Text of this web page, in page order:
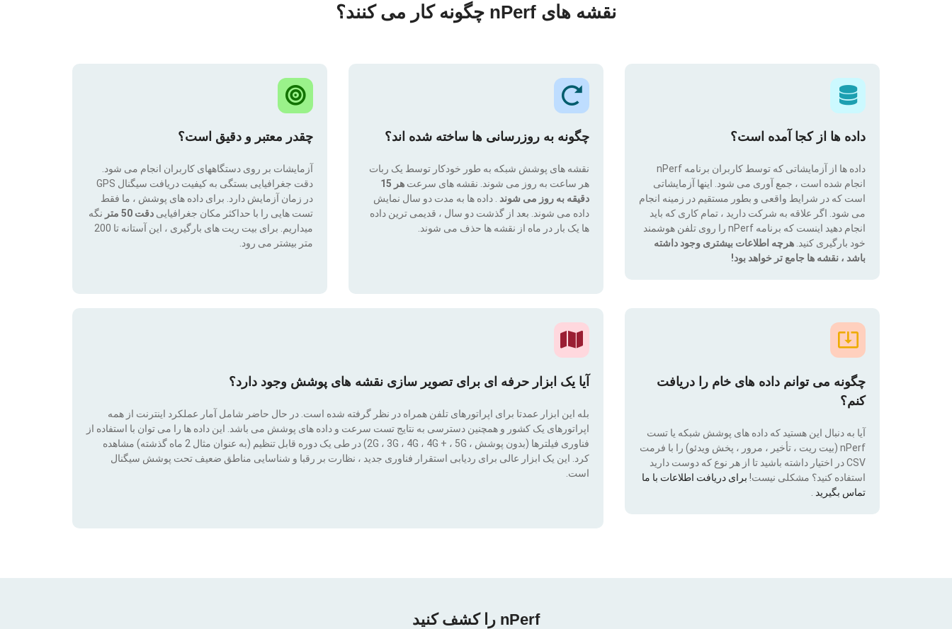
نقشه های nPerf چگونه کار می کنند؟
داده ها از کجا آمده است؟
داده ها از آزمایشاتی که توسط کاربران برنامه nPerf
انجام شده است ، جمع آوری می شود. اینها آزمایشاتی
است که در شرایط واقعی و بطور مستقیم در زمینه انجام
می شود. اگر علاقه به شرکت دارید ، تمام کاری که باید
انجام دهید اینست که برنامه nPerf را روی تلفن هوشمند
خود بارگیری کنید. هرچه اطلاعات بیشتری وجود داشته
باشد ، نقشه ها جامع تر خواهد بود!
چگونه به روزرسانی ها ساخته شده اند؟
نقشه های پوشش شبکه به طور خودکار توسط یک ربات
هر ساعت به روز می شوند. نقشه های سرعت
هر 15
دقیقه به روز می شوند
. داده ها به مدت دو سال نمایش
داده می شوند. بعد از گذشت دو سال ، قدیمی ترین داده
ها یک بار در ماه از نقشه ها حذف می شوند.
چقدر معتبر و دقیق است؟
آزمایشات بر روی دستگاههای کاربران انجام می شود.
دقت جغرافیایی بستگی به کیفیت دریافت سیگنال GPS
در زمان آزمایش دارد. برای داده های پوشش ، ما فقط
تست هایی را با حداکثر مکان جغرافیایی دقت 50 متر
نگه
میداریم. برای بیت ریت های بارگیری ، این آستانه تا 200
متر بیشتر می رود.
چگونه می توانم داده های خام را دریافت
کنم؟
آیا به دنبال این هستید که داده های پوشش شبکه یا تست
nPerf (بیت ریت ، تأخیر ، مرور ، پخش ویدئو) را با فرمت
CSV در اختیار داشته باشید تا از هر نوع که دوست دارید
استفاده کنید؟ مشکلی نیست! برای دریافت اطلاعات با ما
تماس بگیرید
آیا یک ابزار حرفه ای برای تصویر سازی نقشه های پوشش وجود دارد؟
بله این ابزار عمدتا برای اپراتورهای تلفن همراه در نظر گرفته شده است. در حال حاضر شامل آمار عملکرد اینترنت از همه
اپراتورهای یک کشور و همچنین دسترسی به نتایج تست سرعت و داده های پوشش می باشد. این داده ها را می توان با استفاده از
فناوری فیلترها (بدون پوشش ، 2G ، 3G ، 4G ، 4G + ، 5G) در طی یک دوره قابل تنظیم (به عنوان مثال 2 ماه گذشته) مشاهده
کرد. این یک ابزار عالی برای ردیابی استقرار فناوری جدید ، نظارت بر رقبا و شناسایی مناطق ضعیف تحت پوشش سیگنال
است.
nPerf را کشف کنید